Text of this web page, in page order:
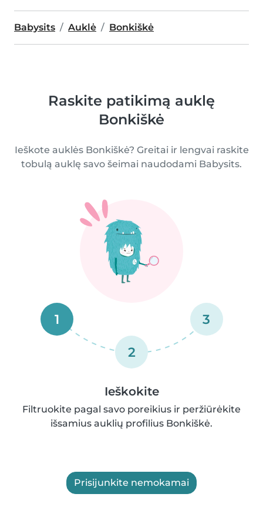
Babysits Auklė Bonkiškė
Raskite patikimą auklę
Bonkiškė
Ieškote auklės Bonkiškė? Greitai ir lengvai raskite
tobulą auklę savo šeimai naudodami Babysits.
1
2
3
Ieškokite
Filtruokite pagal savo poreikius ir peržiūrėkite
išsamius auklių profilius Bonkiškė.
Prisijunkite nemokamai